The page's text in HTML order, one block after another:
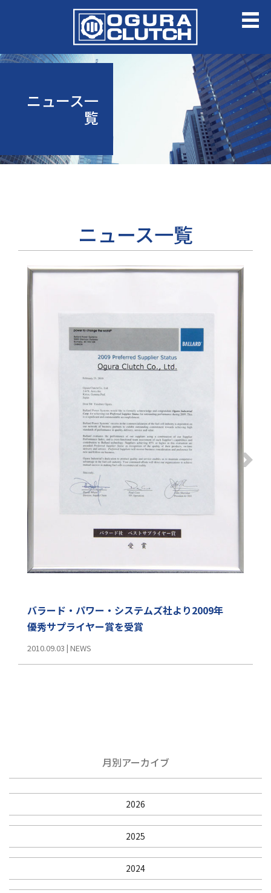
ニュース一
覧
ニュース一覧
バラード・パワー・システムズ社より2009年
優秀サプライヤー賞を受賞
2010.09.03 | NEWS
月別アーカイブ
2026
2025
2024